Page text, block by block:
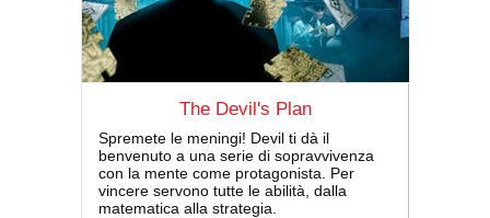
The Devil's Plan
Spremete le meningi! Devil ti dà il
benvenuto a una serie di sopravvivenza
con la mente come protagonista. Per
vincere servono tutte le abilità, dalla
matematica alla strategia.